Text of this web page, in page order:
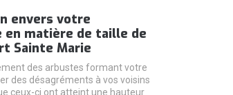
envers votre
en matière de taille de
Sainte Marie
des arbustes formant votre
des désagréments à vos voisins
ceux-ci ont atteint une hauteur